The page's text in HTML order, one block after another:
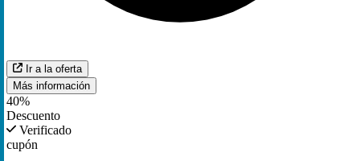
Ir a la oferta
Más información
40%
Descuento
Verificado
cupón